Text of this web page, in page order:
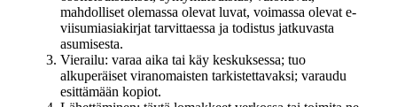
mahdolliset olemassa olevat luvat, voimassa olevat e-
viisumiasiakirjat tarvittaessa ja todistus jatkuvasta
asumisesta.
Vierailu: varaa aika tai käy keskuksessa; tuo
alkuperäiset viranomaisten tarkistettavaksi; varaudu
esittämään kopiot.